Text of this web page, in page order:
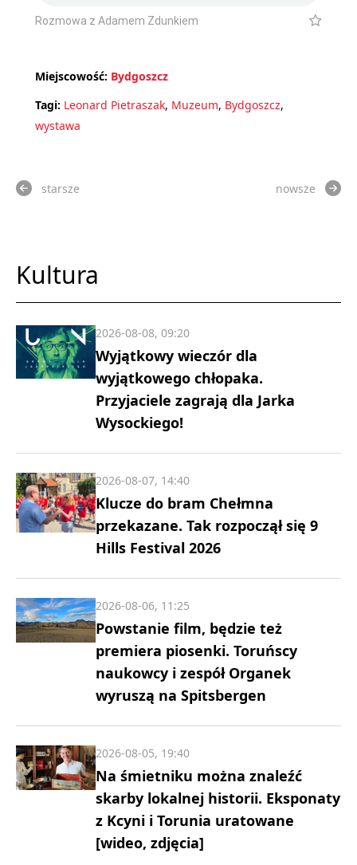
Rozmowa z Adamem Zdunkiem
Miejscowość: Bydgoszcz
Tagi: Leonard Pietraszak, Muzeum, Bydgoszcz,
wystawa
starsze nowsze
Kultura
Wyjątkowy wieczór dla
wyjątkowego chłopaka.
Przyjaciele zagrają dla Jarka
Wysockiego!
2026-08-08, 09:20
Klucze do bram Chełmna
przekazane. Tak rozpoczął się 9
Hills Festival 2026
2026-08-07, 14:40
Powstanie film, będzie też
premiera piosenki. Toruńscy
naukowcy i zespół Organek
wyruszą na Spitsbergen
2026-08-06, 11:25
Na śmietniku można znaleźć
skarby lokalnej historii. Eksponaty
z Kcyni i Torunia uratowane
[wideo, zdjęcia]
2026-08-05, 19:40